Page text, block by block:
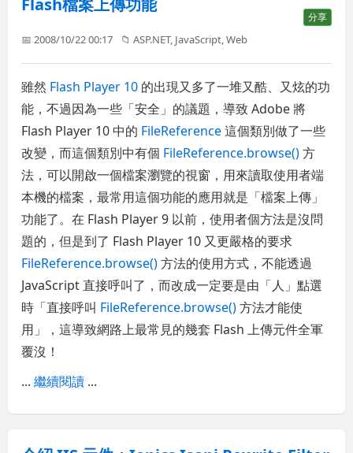
分享
📅 2008/10/22 00:17 📁ASP.NET, JavaScript ,Web
雖然 Flash Player 10 的出現又多了一堆又酷、又炫的功
能，不過因為一些「安全」的議題，導致 Adobe 將
Flash Player 10 中的 FileReference這個類別做了一些
改變，而這個類別中有個 FileReference.browse()方
法，可以開啟一個檔案瀏覽的視窗，用來讀取使用者端
本機的檔案，最常用這個功能的應用就是「檔案上傳」
功能了。在 Flash Player 9 以前，使用者個方法是沒問
題的，但是到了 Flash Player 10 又更嚴格的要求
FileReference.browse()方法的使用方式，不能透過
JavaScript 直接呼叫了，而改成一定要是由「人」點選
時「直接呼叫 FileReference.browse()方法才能使
用」，這導致網路上最常見的幾套 Flash 上傳元件全軍
覆沒！
...繼續閱讀 ...